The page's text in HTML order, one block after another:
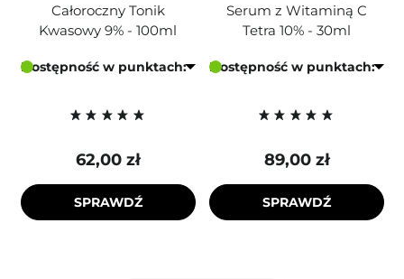
Całoroczny Tonik
Kwasowy 9% - 100ml
Dostępność w punktach:
62,00 zł
SPRAWDŹ
Serum z Witaminą C
Tetra 10% - 30ml
Dostępność w punktach:
89,00 zł
SPRAWDŹ